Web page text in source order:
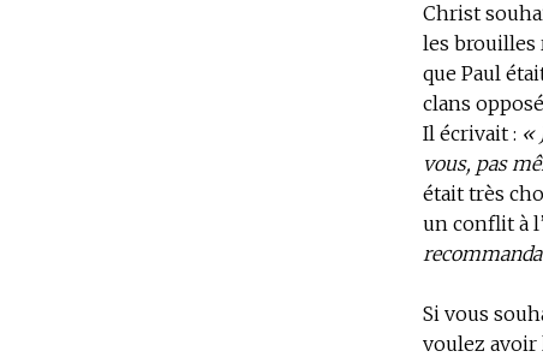
Christ
les brouilles
que Paul
clans
Il écrivait : «
vous, pas
était très
un conflit à
Si vous
voulez avoir